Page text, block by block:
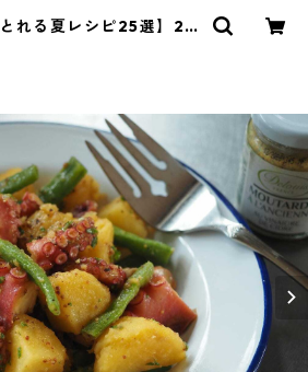
とれる夏レシピ25選】2 |